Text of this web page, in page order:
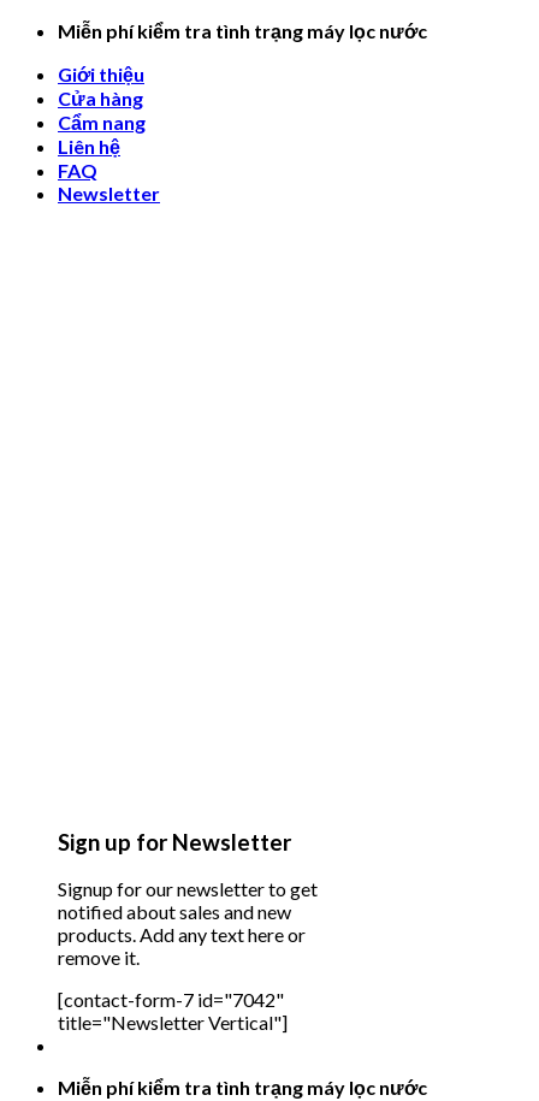
Skip
content
Miễn phí kiểm tra tình trạng máy lọc nước
Giới thiệu
Cửa hàng
Cẩm nang
Liên hệ
FAQ
Newsletter
Sign up for Newsletter
Signup for our newsletter to get
notified about sales and new
products. Add any text here or
remove it.
[contact-form-7 id="7042"
title="Newsletter Vertical"]
Miễn phí kiểm tra tình trạng máy lọc nước